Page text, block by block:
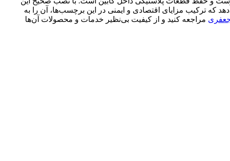
که ترکیب مزایای اقتصادی و ایمنی در این برچسب‌ها، آن را به
مراجعه کنید و از کیفیت بی‌نظیر خدمات و محصولات آن‌ها